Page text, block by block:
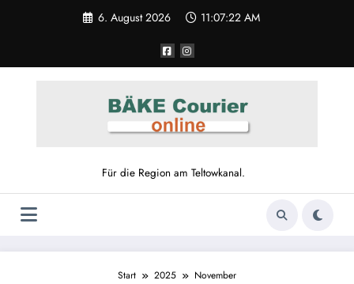
6. August 2026 11:07:23 AM
Für die Region am Teltowkanal.
Start 2025 November